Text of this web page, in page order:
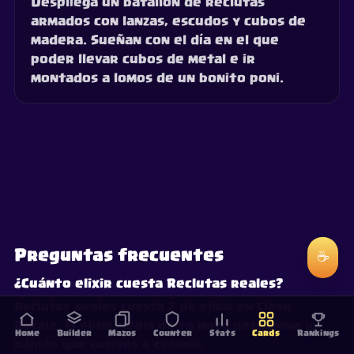
Despliega un batallón de reclutas
armados con lanzas, escudos y cubos de
madera. Sueñan con el día en el que
poder llevar cubos de metal e ir
montados a lomos de un bonito poni.
Home Builder Mazos Counter Stats Cards Rankings
Preguntas frecuentes
¿Cuánto elixir cuesta Reclutas reales?
Royale. El elixir medio de tu mazo determina lo
☕